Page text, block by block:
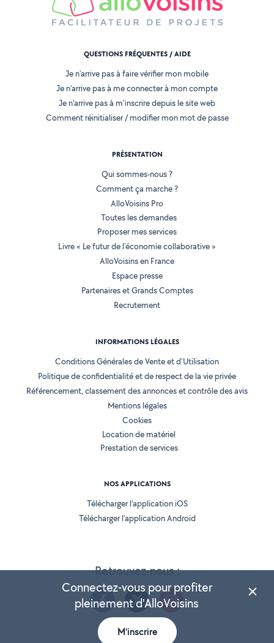
Retrouvez-nous :
QUESTIONS FRÉQUENTES / AIDE
Je n'arrive pas à faire vérifier mon mobile
Je n'arrive pas à me connecter à mon compte
Je n'arrive pas à m'inscrire depuis le site web
Comment réinitialiser / modifier mon mot de passe
PRÉSENTATION
Qui sommes-nous ?
Comment ça marche ?
AlloVoisins Pro
Toutes les demandes
Proposer mes services
Livre « Le futur de l'économie collaborative »
AlloVoisins en France
Espace presse
Partenaires et Grands Comptes
Recrutement
INFORMATIONS LÉGALES
Conditions Générales de Vente et d'Utilisation
Politique de confidentialité et de respect de la vie privée
Référencement, classement des annonces et contrôle des avis
Mentions légales
Cookies
Location de matériel
Prestation de services
NOS APPLICATIONS
Télécharger l’application iOS
Télécharger l’application Android
Connectez-vous pour profiter
pleinement d'AlloVoisins
M'inscrire